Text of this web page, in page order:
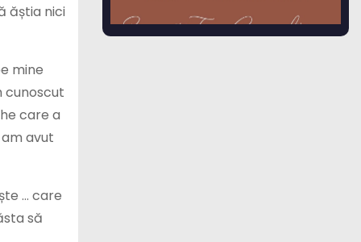
ăștia nici
mine
cunoscut
care a
avut
… care
să